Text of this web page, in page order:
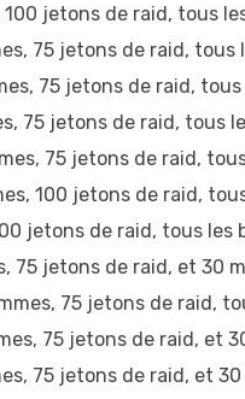
100 jetons de raid, tous
75 jetons de raid, tous
75 jetons de raid,
75 jetons de raid, tous
75 jetons de raid,
100 jetons de raid,
jetons de raid, tous les
75 jetons de raid, et 30
75 jetons de raid,
75 jetons de raid, et
75 jetons de raid, et